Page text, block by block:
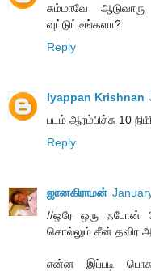
சும்மாவே
வுட்டுட்டீங்களா?
Reply
Iyappan Krishnan
படம் ஆரம்பிச்சு 10
Reply
ஜானகிராமன்
//ஒரே ஒரு ஃபோன்
சொல்லும் சீன் தவிர
என்ன இப்படி